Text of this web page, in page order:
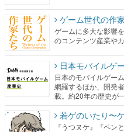
ゲーム世代の作
ゲームに多大な影響
のコンテンツ産業や
日本モバイルゲ
日本のモバイルゲー
網羅するほか、開発
載。約20年の歴史が
若ゲのいたり〜
『うつヌケ』『ペン